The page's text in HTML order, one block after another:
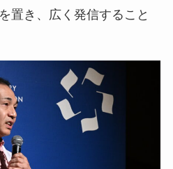
置き、広く発信すること